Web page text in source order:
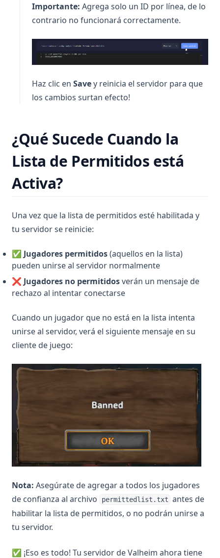
Importante: Agrega solo un ID por línea, de lo
contrario no funcionará correctamente.
Haz clic en Savey reinicia el servidor para que
los cambios surtan efecto!
¿Qué Sucede Cuando la
Lista de Permitidos está
Activa?
Una vez que la lista de permitidos esté habilitada y
tu servidor se reinicie:
✅ Jugadores permitidos(aquellos en la lista)
pueden unirse al servidor normalmente
❌ Jugadores no permitidosverán un mensaje de
rechazo al intentar conectarse
Cuando un jugador que no está en la lista intenta
unirse al servidor, verá el siguiente mensaje en su
cliente de juego:
Nota: Asegúrate de agregar a todos los jugadores
de confianza al archivo
permittedlist.txt antes de
habilitar la lista de permitidos, o no podrán unirse a
tu servidor.
✅ ¡Eso es todo! Tu servidor de Valheim ahora tiene